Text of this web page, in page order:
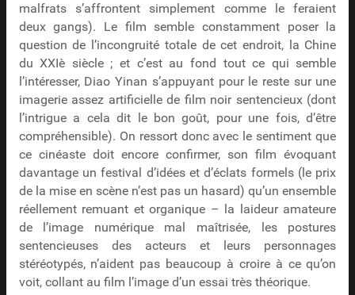
malfrats s’affrontent simplement comme le feraient
deux gangs). Le film semble constamment poser la
question de l’incongruité totale de cet endroit, la Chine
du XXIè siècle ; et c’est au fond tout ce qui semble
l’intéresser, Diao Yinan s’appuyant pour le reste sur une
imagerie assez artificielle de film noir sentencieux (dont
l’intrigue a cela dit le bon goût, pour une fois, d’être
compréhensible). On ressort donc avec le sentiment que
ce cinéaste doit encore confirmer, son film évoquant
davantage un festival d’idées et d’éclats formels (le prix
de la mise en scène n’est pas un hasard) qu’un ensemble
réellement remuant et organique – la laideur amateure
de l’image numérique mal maîtrisée, les postures
sentencieuses des acteurs et leurs personnages
stéréotypés, n’aident pas beaucoup à croire à ce qu’on
voit, collant au film l’image d’un essai très théorique.